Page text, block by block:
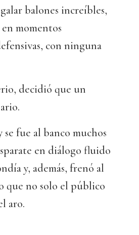
balones increíbles,
momentos
con ninguna
decidió que un
fue al banco muchos
en diálogo fluido
y, además, frenó al
que no solo el público
aro.